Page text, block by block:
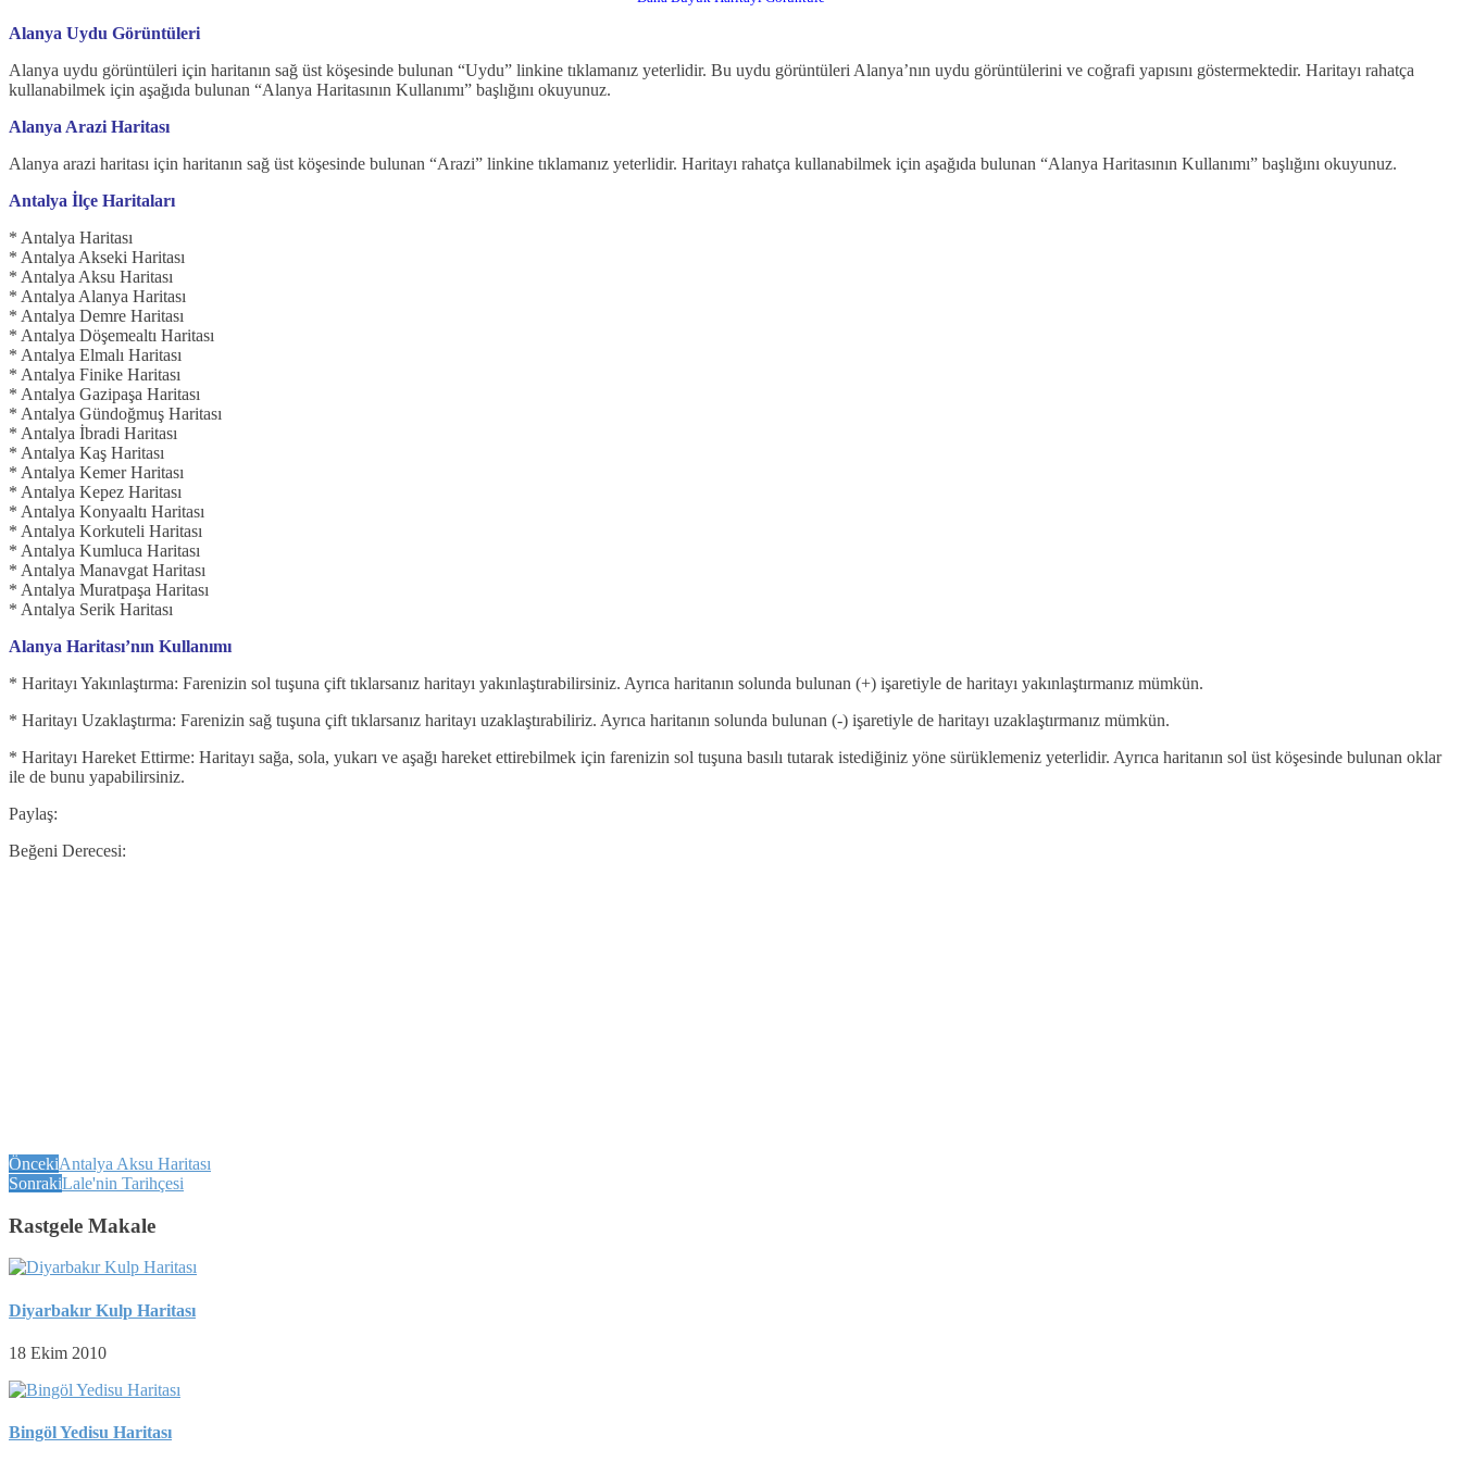
Alanya Uydu Görüntüleri
Alanya uydu görüntüleri için haritanın sağ üst köşesinde bulunan “Uydu” linkine tıklamanız yeterlidir. Bu uydu görüntüleri Alanya’nın uydu görüntülerini ve coğrafi yapısını göstermektedir. Haritayı rahatça
kullanabilmek için aşağıda bulunan “Alanya Haritasının Kullanımı” başlığını okuyunuz.
Alanya Arazi Haritası
Alanya arazi haritası için haritanın sağ üst köşesinde bulunan “Arazi” linkine tıklamanız yeterlidir. Haritayı rahatça kullanabilmek için aşağıda bulunan “Alanya Haritasının Kullanımı” başlığını okuyunuz.
Antalya İlçe Haritaları
* Antalya Haritası
* Antalya Akseki Haritası
* Antalya Aksu Haritası
* Antalya Alanya Haritası
* Antalya Demre Haritası
* Antalya Döşemealtı Haritası
* Antalya Elmalı Haritası
* Antalya Finike Haritası
* Antalya Gazipaşa Haritası
* Antalya Gündoğmuş Haritası
* Antalya İbradi Haritası
* Antalya Kaş Haritası
* Antalya Kemer Haritası
* Antalya Kepez Haritası
* Antalya Konyaaltı Haritası
* Antalya Korkuteli Haritası
* Antalya Kumluca Haritası
* Antalya Manavgat Haritası
* Antalya Muratpaşa Haritası
* Antalya Serik Haritası
Alanya Haritası’nın Kullanımı
* Haritayı Yakınlaştırma: Farenizin sol tuşuna çift tıklarsanız haritayı yakınlaştırabilirsiniz. Ayrıca haritanın solunda bulunan (+) işaretiyle de haritayı yakınlaştırmanız mümkün.
* Haritayı Uzaklaştırma: Farenizin sağ tuşuna çift tıklarsanız haritayı uzaklaştırabiliriz. Ayrıca haritanın solunda bulunan (-) işaretiyle de haritayı uzaklaştırmanız mümkün.
* Haritayı Hareket Ettirme: Haritayı sağa, sola, yukarı ve aşağı hareket ettirebilmek için farenizin sol tuşuna basılı tutarak istediğiniz yöne sürüklemeniz yeterlidir. Ayrıca haritanın sol üst köşesinde bulunan oklar
ile de bunu yapabilirsiniz.
Paylaş:
Beğeni Derecesi:
ÖncekiAntalya Aksu Haritası
SonrakiLale'nin Tarihçesi
Rastgele Makale
Diyarbakır Kulp Haritası
18 Ekim 2010
Bingöl Yedisu Haritası